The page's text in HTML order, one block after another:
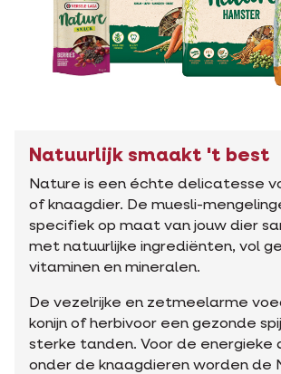
Natuurlijk smaakt 't best
Nature is een échte delicatesse
of knaagdier. De muesli-
specifiek op maat van jouw dier
met natuurlijke ingrediënten, vol
vitaminen en mineralen.
De vezelrijke en zetmeelarme
konijn of herbivoor een gezonde
sterke tanden. Voor de energieke
onder de knaagdieren worden de